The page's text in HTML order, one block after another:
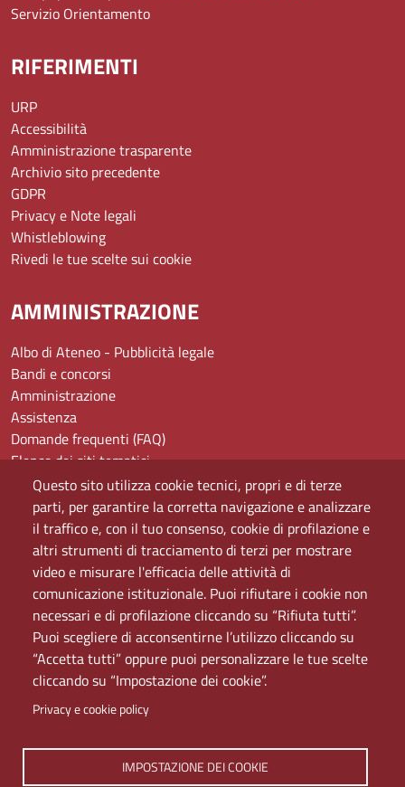
Questo sito utilizza cookie tecnici, propri e di terze
parti, per garantire la corretta navigazione e analizzare
il traffico e, con il tuo consenso, cookie di profilazione e
altri strumenti di tracciamento di terzi per mostrare
video e misurare l'efficacia delle attività di
comunicazione istituzionale. Puoi rifiutare i cookie non
necessari e di profilazione cliccando su “Rifiuta tutti”.
Puoi scegliere di acconsentirne l’utilizzo cliccando su
“Accetta tutti” oppure puoi personalizzare le tue scelte
cliccando su “Impostazione dei cookie”.
Privacy e cookie policy
IMPOSTAZIONE DEI COOKIE
Servizio Orientamento
RIFERIMENTI
URP
Accessibilità
Amministrazione trasparente
Archivio sito precedente
GDPR
Privacy e Note legali
Whistleblowing
Rivedi le tue scelte sui cookie
AMMINISTRAZIONE
Albo di Ateneo - Pubblicità legale
Bandi e concorsi
Amministrazione
Assistenza
Domande frequenti (FAQ)
Elenco dei siti tematici
Mappa del sito
PEC
Rete Wi-Fi Eduroam
Servizio Proxy
Guida all’uso del portale
Università di Napoli L'Orientale. Palazzo Du Mesnil -